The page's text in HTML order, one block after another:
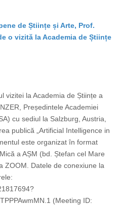
de Științe și Arte, Prof.
o vizită la Academia de Științe
vizitei la Academia de Științe a
Președintele Academiei
cu sediul la Salzburg, Austria,
publică „Artificial Intelligence in
este organizat în format
a AȘM (bd. Ștefan cel Mare
ZOOM. Datele de conexiune la
(Meeting ID: